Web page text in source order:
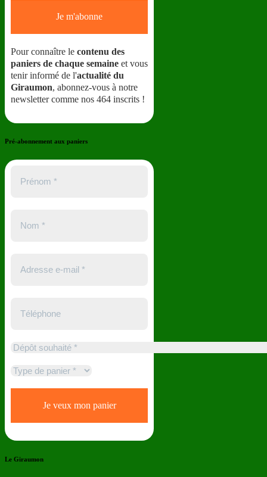
Pour connaître le contenu des
paniers de chaque semaine et vous
tenir informé de l'actualité du
Giraumon, abonnez-vous à notre
newsletter comme nos 464 inscrits !
Pré-abonnement aux paniers
Le Giraumon